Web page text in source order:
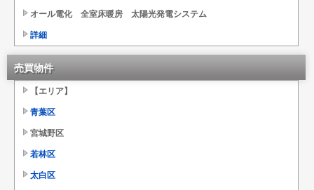
オール電化 全室床暖房 太陽光発電システム
詳細
売買物件
【エリア】
青葉区
宮城野区
若林区
太白区